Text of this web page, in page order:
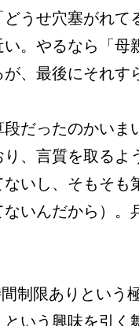
うせ穴塞がれて
。やるなら「母
、最後にそれす
だったのかいま
、言質を取るよ
いし、そもそも
いんだから）。
制限ありという
いう興味を引く